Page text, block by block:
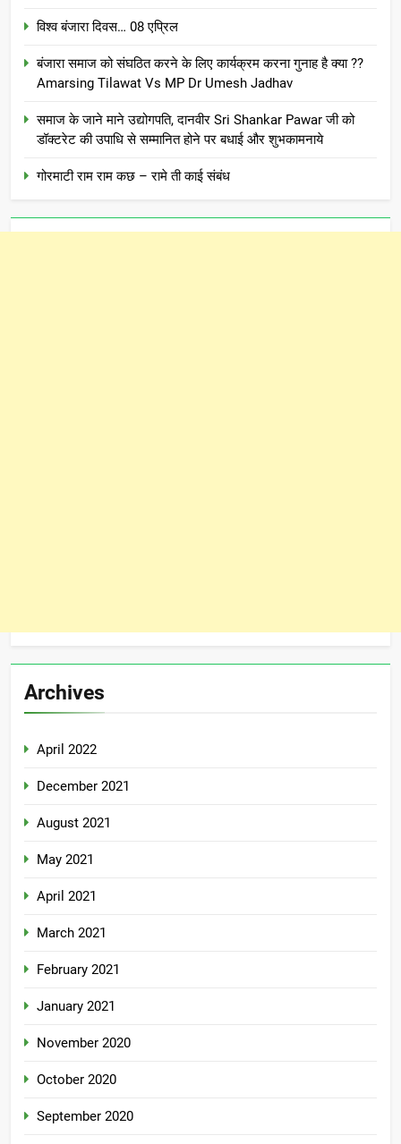
विश्व बंजारा दिवस… 08 एप्रिल
बंजारा समाज को संघठित करने के लिए कार्यक्रम करना गुनाह है क्या ??
Amarsing Tilawat Vs MP Dr Umesh Jadhav
समाज के जाने माने उद्योगपति, दानवीर Sri Shankar Pawar जी को
डॉक्टरेट की उपाधि से सम्मानित होने पर बधाई और शुभकामनाये
गोरमाटी राम राम कछ – रामे ती काई संबंध
Archives
April 2022
December 2021
August 2021
May 2021
April 2021
March 2021
February 2021
January 2021
November 2020
October 2020
September 2020